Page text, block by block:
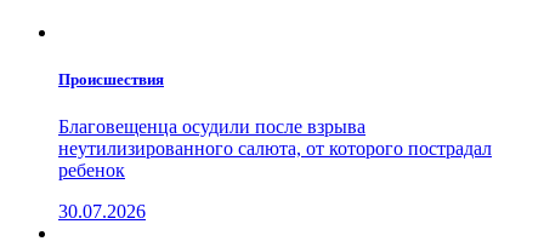
Проиcшествия
Благовещенца осудили после взрыва
неутилизированного салюта, от которого пострадал
ребенок
30.07.2026